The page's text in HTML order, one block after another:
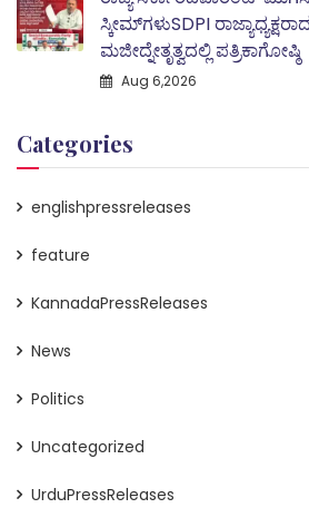
ಸ್ಕೀಮ್‌ಗಳುSDPI
ಮಜೀದ್ನೇತೃತ್ವದಲ್ಲಿ ಪತ್ರಿಕಾಗೋಷ್ಠಿ
Aug 6,2026
Categories
englishpressreleases
feature
KannadaPressReleases
News
Politics
Uncategorized
UrduPressReleases